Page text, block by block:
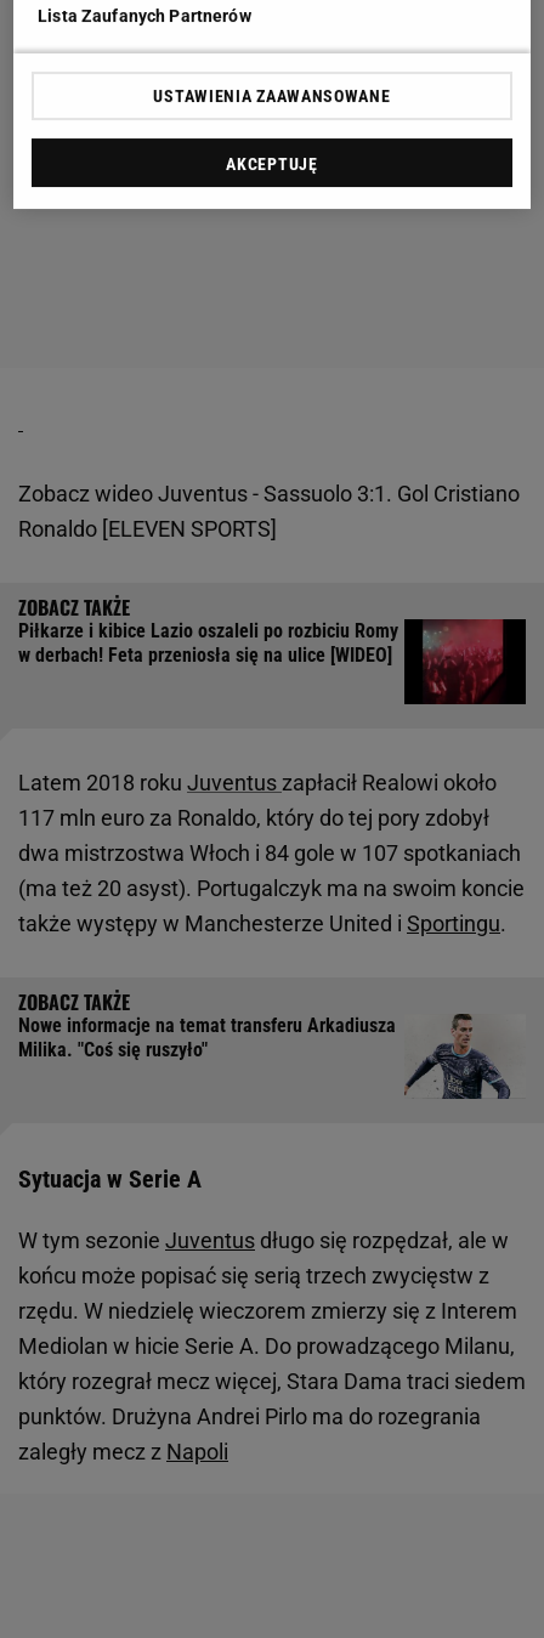
Zobacz wideoJuventus - Sassuolo 3:1. Gol Cristiano
Ronaldo [ELEVEN SPORTS]
Piłkarze i kibice Lazio oszaleli po rozbiciu Romy
w derbach! Feta przeniosła się na ulice [WIDEO]
Latem 2018 roku Juventus zapłacił Realowi około
117 mln euro za Ronaldo, który do tej pory zdobył
dwa mistrzostwa Włoch i 84 gole w 107 spotkaniach
(ma też 20 asyst). Portugalczyk ma na swoim koncie
także występy w Manchesterze United i Sportingu.
Nowe informacje na temat transferu Arkadiusza
Milika. "Coś się ruszyło"
Sytuacja w Serie A
W tym sezonie Juventus długo się rozpędzał, ale w
końcu może popisać się serią trzech zwycięstw z
rzędu. W niedzielę wieczorem zmierzy się z Interem
Mediolan w hicie Serie A. Do prowadzącego Milanu,
który rozegrał mecz więcej, Stara Dama traci siedem
punktów. Drużyna Andrei Pirlo ma do rozegrania
zaległy mecz z Napoli
Lista Zaufanych Partnerów
USTAWIENIA ZAAWANSOWANE
AKCEPTUJĘ